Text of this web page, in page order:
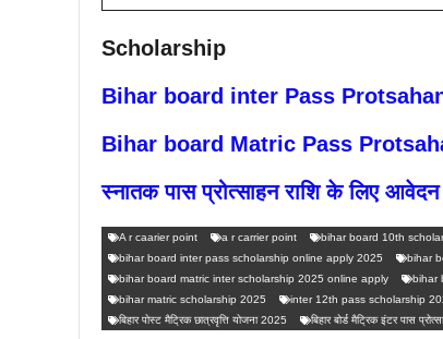
Scholarship
Bihar board inter Pass
Bihar board Matric Pass
स्नातक पास प्रोत्साहन राशि के लिए
A r caarier point a r carrier point bihar board 10th
bihar board inter pass scholarship online apply 2025
bihar
bihar board matric inter scholarship 2025 online apply
bihar
bihar matric scholarship 2025
inter 12th pass scholarship
बिहार पोस्ट मैट्रिक छात्रवृत्ति योजना 2025
बिहार बोर्ड मैट्रिक इंटर पास